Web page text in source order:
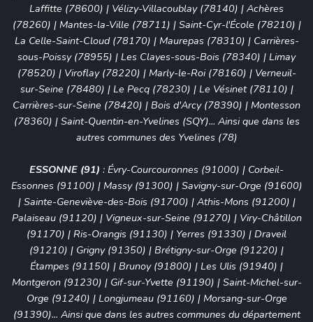
Laffitte (78600) | Vélizy-Villacoublay (78140) | Achères
(78260) | Mantes-la-Ville (78711) | Saint-Cyr-l'École (78210) |
La Celle-Saint-Cloud (78170) | Maurepas (78310) | Carrières-
sous-Poissy (78955) | Les Clayes-sous-Bois (78340) | Limay
(78520) | Viroflay (78220) | Marly-le-Roi (78160) | Verneuil-
sur-Seine (78480) | Le Pecq (78230) | Le Vésinet (78110) |
Carrières-sur-Seine (78420) | Bois d'Arcy (78390) | Montesson
(78360) | Saint-Quentin-en-Yvelines (SQY)... Ainsi que dans les
autres communes des Yvelines (78)
ESSONNE (91) : Évry-Courcouronnes (91000) | Corbeil-
Essonnes (91100) | Massy (91300) | Savigny-sur-Orge (91600)
| Sainte-Geneviève-des-Bois (91700) | Athis-Mons (91200) |
Palaiseau (91120) | Vigneux-sur-Seine (91270) | Viry-Châtillon
(91170) | Ris-Orangis (91130) | Yerres (91330) | Draveil
(91210) | Grigny (91350) | Brétigny-sur-Orge (91220) |
Étampes (91150) | Brunoy (91800) | Les Ulis (91940) |
Montgeron (91230) | Gif-sur-Yvette (91190) | Saint-Michel-sur-
Orge (91240) | Longjumeau (91160) | Morsang-sur-Orge
(91390)... Ainsi que dans les autres communes du département